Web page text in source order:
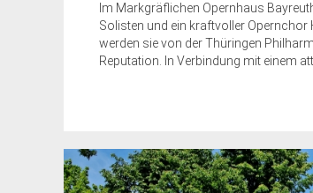
Im Markgräflichen Opernhaus
Solisten und ein kraftvoller Opernchor
werden sie von der Thüringen
Reputation. In Verbindung mit einem